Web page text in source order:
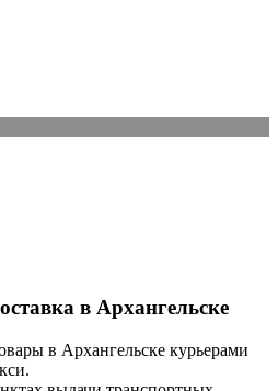
в Архангельске
в Архангельске курьерами